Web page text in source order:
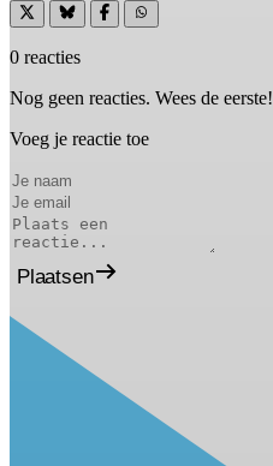
0 reacties
Nog geen reacties. Wees de eerste!
Voeg je reactie toe
Plaatsen